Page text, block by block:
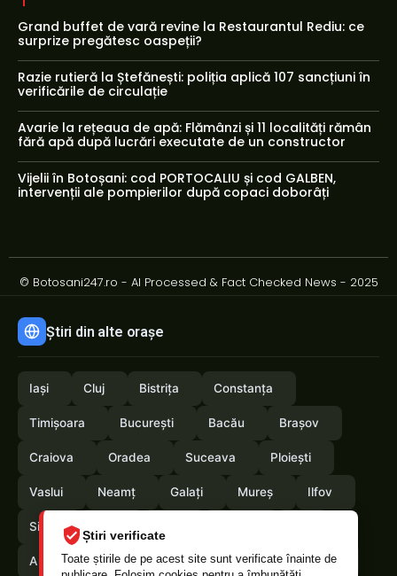
Știri verificate
Toate știrile de pe acest site sunt verificate înainte de
Grand buffet de vară revine la Restaurantul Rediu: ce
surprize pregătesc oaspeții?
Razie rutieră la Ștefănești: poliția aplică 107 sancțiuni în
verificările de circulație
Avarie la rețeaua de apă: Flămânzi și 11 localități rămân
fără apă după lucrări executate de un constructor
Vijelii în Botoșani: cod PORTOCALIU și cod GALBEN,
intervenții ale pompierilor după copaci doborâți
© Botosani247.ro - AI Processed & Fact Checked News - 2025
Știri din alte orașe
Iași Cluj Bistrița Constanța
Timișoara București Bacău Brașov
Craiova Oradea Suceava Ploiești
Vaslui Neamț Galați Mureș Ilfov
Sibiu
Arges Maramures Vrancea Satumare